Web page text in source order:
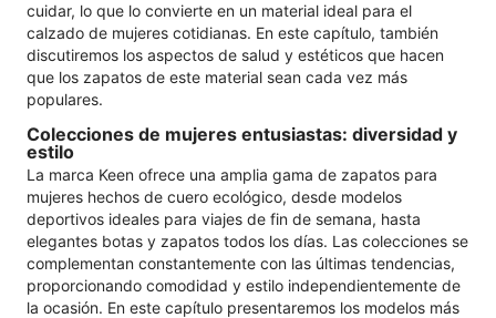
cuidar, lo que lo convierte en un material ideal para el
calzado de mujeres cotidianas. En este capítulo, también
discutiremos los aspectos de salud y estéticos que hacen
que los zapatos de este material sean cada vez más
populares.
Colecciones de mujeres entusiastas: diversidad y
estilo
La marca Keen ofrece una amplia gama de zapatos para
mujeres hechos de cuero ecológico, desde modelos
deportivos ideales para viajes de fin de semana, hasta
elegantes botas y zapatos todos los días. Las colecciones se
complementan constantemente con las últimas tendencias,
proporcionando comodidad y estilo independientemente de
la ocasión. En este capítulo presentaremos los modelos más